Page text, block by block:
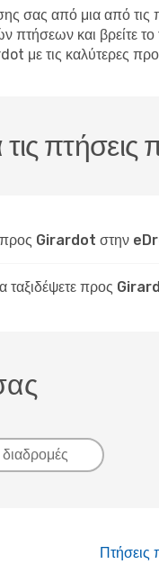
σας από μια από τις
και βρείτε το
με τις καλύτερες
τις
Girardot στην
ταξιδέψετε προς
Πτήσεις